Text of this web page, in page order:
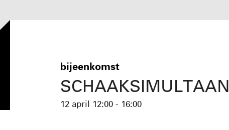
bijeenkomst
SCHAAKSIMULTAAN
12 april 12:00 - 16:00